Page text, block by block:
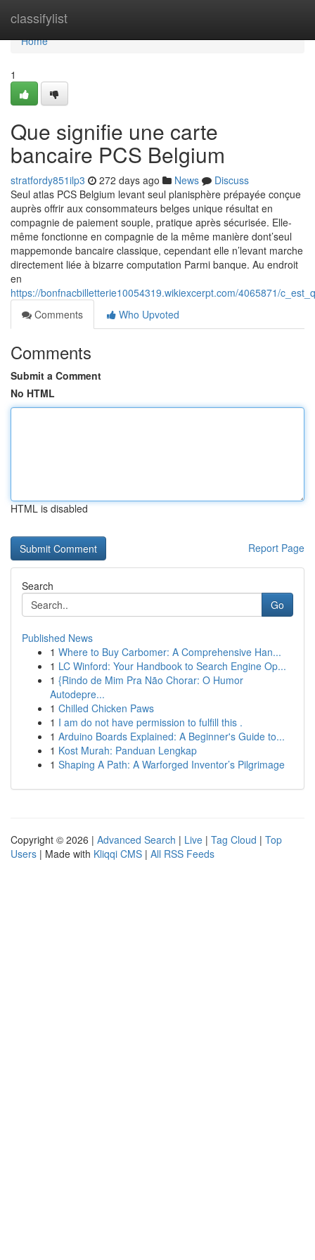
classifylist
Home
Home
1
Que signifie une carte
bancaire PCS Belgium
stratfordy851ilp3 272 days ago News
Discuss
Seul atlas PCS Belgium levant seul planisphère prépayée conçue
auprès offrir aux consommateurs belges unique résultat en
compagnie de paiement souple, pratique après sécurisée. Elle-
même fonctionne en compagnie de la même manière dont’seul
mappemonde bancaire classique, cependant elle n’levant marche
directement liée à bizarre computation Parmi banque. Au endroit
en
https://bonfnacbilletterie10054319.wikiexcerpt.com/4065871/
Comments
Who Upvoted
Comments
Submit a Comment
No HTML
HTML is disabled
Report Page
Search
Go
Published News
1 Where to Buy Carbomer: A Comprehensive Han...
1 LC Winford: Your Handbook to Search Engine Op...
1 {Rindo de Mim Pra Não Chorar: O Humor
Autodepre...
1 Chilled Chicken Paws
1 I am do not have permission to fulfill this .
1 Arduino Boards Explained: A Beginner's Guide to...
1 Kost Murah: Panduan Lengkap
1 Shaping A Path: A Warforged Inventor’s Pilgrimage
Copyright © 2026 | Advanced Search | Live | Tag Cloud | Top
Users | Made with Kliqqi CMS | All RSS Feeds